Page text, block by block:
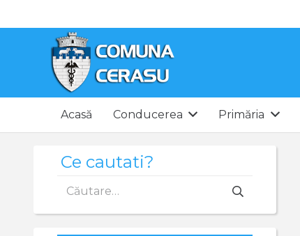
Acasă Conducerea Primăria
Ce cautati?
după: